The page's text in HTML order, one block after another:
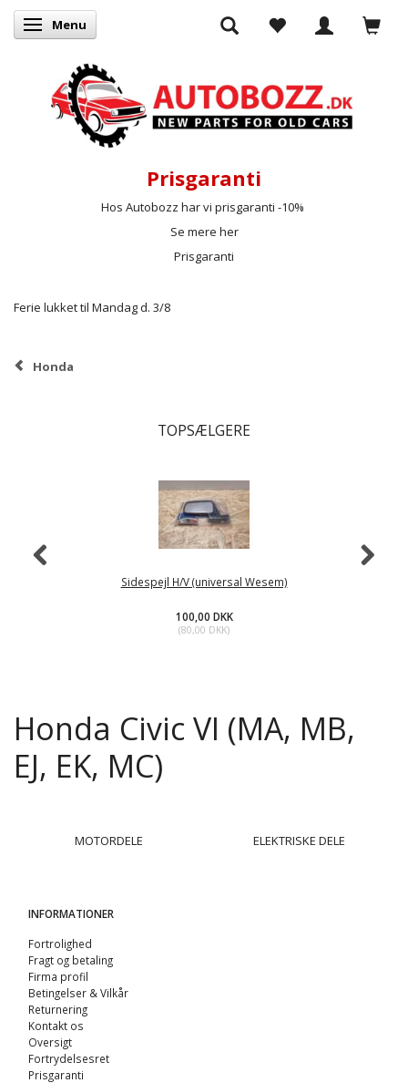
Skifte navigation
Menu
Prisgaranti
Hos Autobozz har vi prisgaranti -10%
Se mere her
Prisgaranti
Ferie lukket til Mandag d. 3/8
Honda
TOPSÆLGERE
Sidespejl H/V (universal Wesem)
100,00 DKK
(80,00 DKK)
Honda Civic VI (MA, MB,
EJ, EK, MC)
MOTORDELE ELEKTRISKE DELE
INFORMATIONER
Fortrolighed
Fragt og betaling
Firma profil
Betingelser & Vilkår
Returnering
Kontakt os
Oversigt
Fortrydelsesret
Prisgaranti